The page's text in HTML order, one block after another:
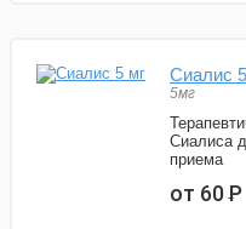
Сиалис
5мг
Сиалиса
приема
от 60Р